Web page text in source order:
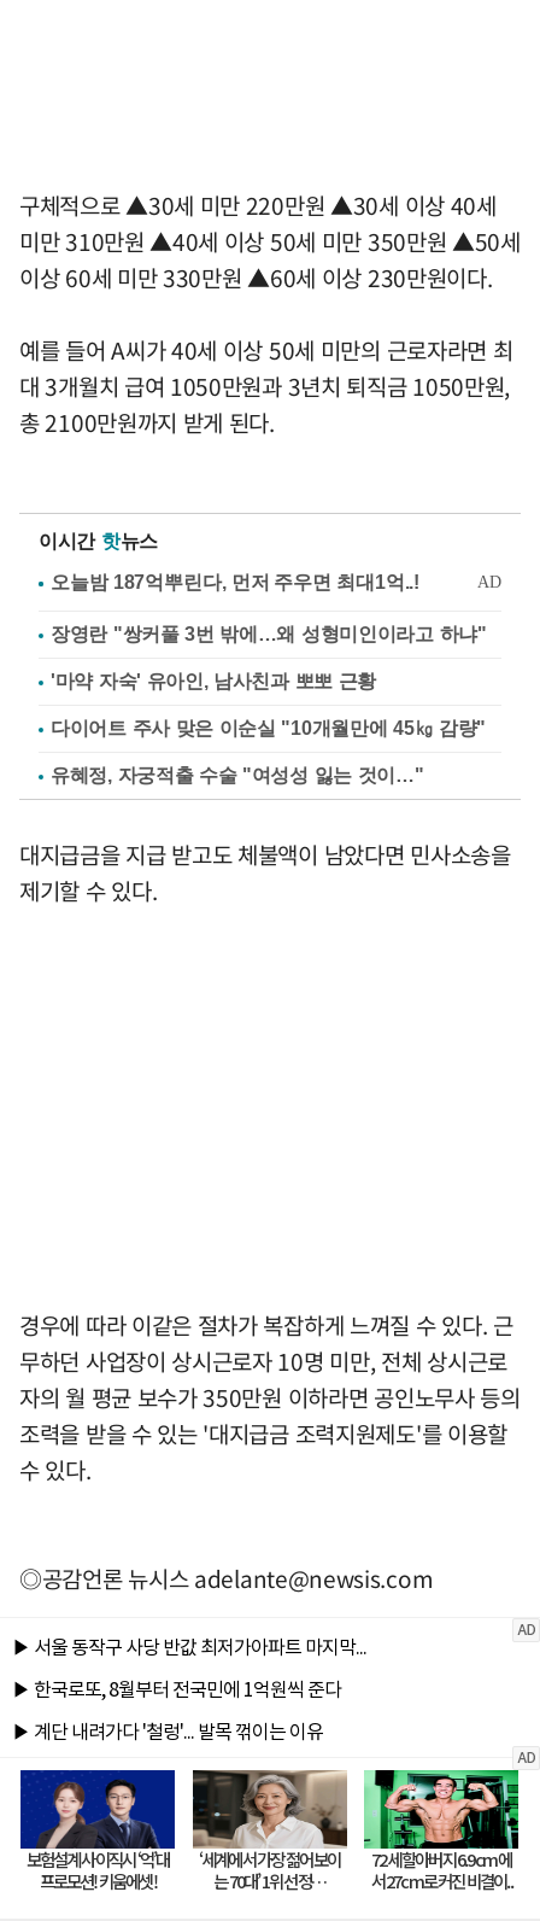
구체적으로 ▲30세 미만 220만원 ▲30세 이상 40세
미만 310만원 ▲40세 이상 50세 미만 350만원 ▲50세
이상 60세 미만 330만원 ▲60세 이상 230만원이다.
예를 들어 A씨가 40세 이상 50세 미만의 근로자라면 최
대 3개월치 급여 1050만원과 3년치 퇴직금 1050만원,
총 2100만원까지 받게 된다.
이시간 핫뉴스
장영란 "쌍커풀 3번 밖에…왜 성형미인이라고 하냐"
'마약 자숙' 유아인, 남사친과 뽀뽀 근황
다이어트 주사 맞은 이순실 "10개월만에 45㎏ 감량"
유혜정, 자궁적출 수술 "여성성 잃는 것이…"
대지급금을 지급 받고도 체불액이 남았다면 민사소송을
제기할 수 있다.
경우에 따라 이같은 절차가 복잡하게 느껴질 수 있다. 근
무하던 사업장이 상시근로자 10명 미만, 전체 상시근로
자의 월 평균 보수가 350만원 이하라면 공인노무사 등의
조력을 받을 수 있는 '대지급금 조력지원제도'를 이용할
수 있다.
◎공감언론 뉴시스adelante@newsis.com